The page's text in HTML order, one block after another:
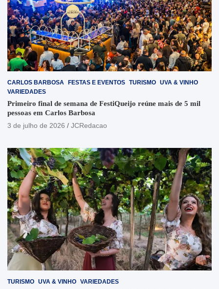
CARLOS BARBOSA FESTAS E EVENTOS TURISMO UVA & VINHO
VARIEDADES
Primeiro final de semana de FestiQueijo reúne mais de 5 mil
pessoas em Carlos Barbosa
3 de julho de 2026
JCRedacao
TURISMO UVA & VINHO VARIEDADES